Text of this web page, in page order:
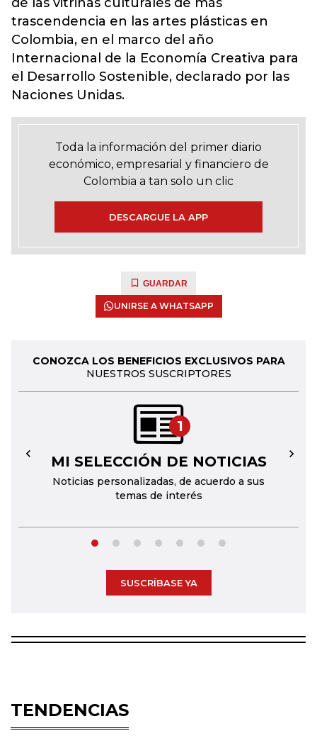
trascendencia en las artes plásticas en
Colombia, en el marco del año
Internacional de la Economía Creativa para
el Desarrollo Sostenible, declarado por las
Naciones Unidas.
Toda la información del primer diario
económico, empresarial y financiero de
Colombia a tan solo un clic
DESCARGUE LA APP
GUARDAR
UNIRSE A WHATSAPP
CONOZCA LOS BENEFICIOS EXCLUSIVOS PARA
NUESTROS SUSCRIPTORES
1
MI SELECCIÓN DE NOTICIAS
Noticias personalizadas, de acuerdo a sus
temas de interés
← →
SUSCRÍBASE YA
TENDENCIAS